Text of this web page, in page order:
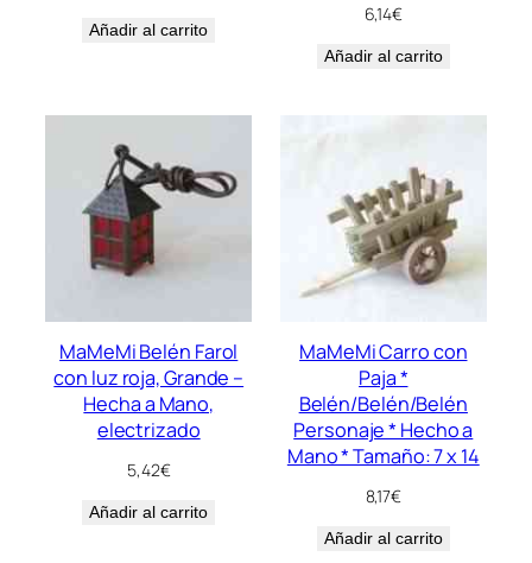
Añadir al carrito
6,14€
Añadir al carrito
MaMeMi Belén Farol
con luz roja, Grande –
Hecha a Mano,
electrizado
5,42€
Añadir al carrito
MaMeMi Carro con
Paja *
Belén/Belén/Belén
Personaje * Hecho a
Mano * Tamaño: 7 x 14
8,17€
Añadir al carrito